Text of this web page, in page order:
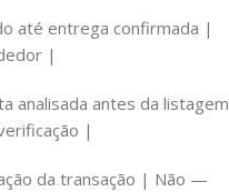
até entrega confirmada |
|
analisada antes da listagem
|
da transação | Não —